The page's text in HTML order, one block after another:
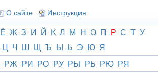
О сайте Инструкция
Ё Ж З И Й К Л М Н О П Р С Т У
Ц Ч Ш Щ Ъ Ы Ь Э Ю Я
РЖ РИ РО РУ РЫ РЬ РЮ РЯ